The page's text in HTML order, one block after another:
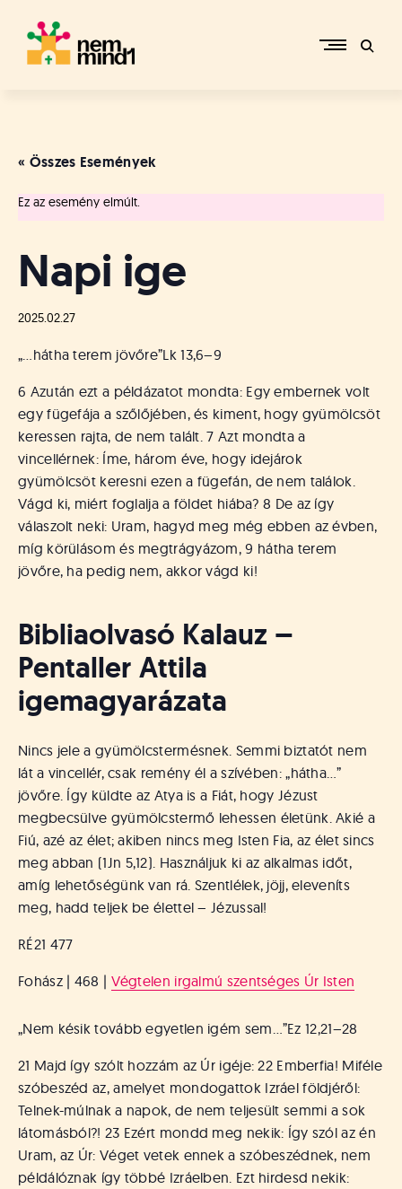
content
p
r
i
R
f
o
r
m
á
t
u
s
o
k
e
-
L
a
j
a
« Összes Események
Ez az esemény elmúlt.
Napi ige
2025.02.27
„…hátha terem jövőre”Lk 13,6–9
6 Azután ezt a példázatot mondta: Egy embernek volt
egy fügefája a szőlőjében, és kiment, hogy gyümölcsöt
keressen rajta, de nem talált. 7 Azt mondta a
vincellérnek: Íme, három éve, hogy idejárok
gyümölcsöt keresni ezen a fügefán, de nem találok.
Vágd ki, miért foglalja a földet hiába? 8 De az így
válaszolt neki: Uram, hagyd meg még ebben az évben,
míg körülásom és megtrágyázom, 9 hátha terem
jövőre, ha pedig nem, akkor vágd ki!
Bibliaolvasó Kalauz –
Pentaller Attila
igemagyarázata
Nincs jele a gyümölcstermésnek. Semmi biztatót nem
lát a vincellér, csak remény él a szívében: „hátha…”
jövőre. Így küldte az Atya is a Fiát, hogy Jézust
megbecsülve gyümölcstermő lehessen életünk. Akié a
Fiú, azé az élet; akiben nincs meg Isten Fia, az élet sincs
meg abban (1Jn 5,12). Használjuk ki az alkalmas időt,
amíg lehetőségünk van rá. Szentlélek, jöjj, eleveníts
meg, hadd teljek be élettel – Jézussal!
RÉ21 477
Fohász | 468 | Végtelen irgalmú szentséges Úr Isten
„Nem késik tovább egyetlen igém sem…”Ez 12,21–28
21 Majd így szólt hozzám az Úr igéje: 22 Emberfia! Miféle
szóbeszéd az, amelyet mondogattok Izráel földjéről:
Telnek-múlnak a napok, de nem teljesült semmi a sok
látomásból?! 23 Ezért mondd meg nekik: Így szól az én
Uram, az Úr: Véget vetek ennek a szóbeszédnek, nem
példálóznak így többé Izráelben. Ezt hirdesd nekik: